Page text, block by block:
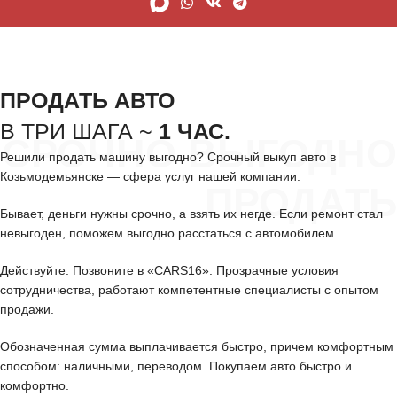
СРОЧНО ВЫГОДНО
ПРОДАТЬ
ПРОДАТЬ АВТО
В ТРИ ШАГА ~ 1 ЧАС.
Решили продать машину выгодно? Срочный выкуп авто в
Козьмодемьянске — сфера услуг нашей компании.
Бывает, деньги нужны срочно, а взять их негде. Если ремонт стал
невыгоден, поможем выгодно расстаться с автомобилем.
Действуйте. Позвоните в «CARS16». Прозрачные условия
сотрудничества, работают компетентные специалисты с опытом
продажи.
Обозначенная сумма выплачивается быстро, причем комфортным
способом: наличными, переводом. Покупаем авто быстро и
комфортно.